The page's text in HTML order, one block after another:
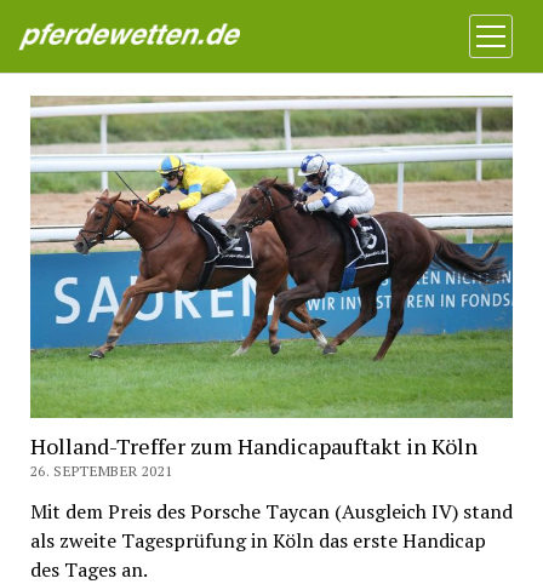
Pferdewetten News
Menü
öffnen
Holland-Treffer zum Handicapauftakt in Köln
26. SEPTEMBER 2021
Mit dem Preis des Porsche Taycan (Ausgleich IV) stand
als zweite Tagesprüfung in Köln das erste Handicap
des Tages an.